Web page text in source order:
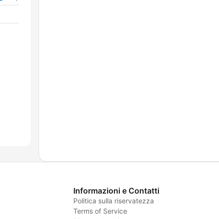
Informazioni e Contatti
Politica sulla riservatezza
Terms of Service